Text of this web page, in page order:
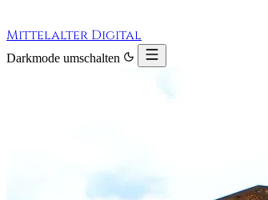
Mittelalter Digital
Darkmode umschalten